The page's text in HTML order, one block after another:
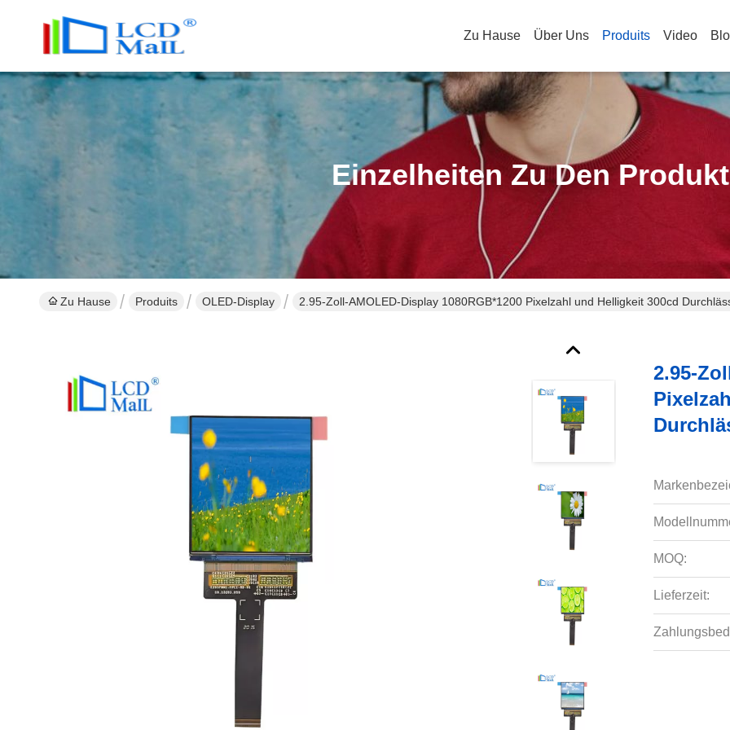
Zu Hause Über Uns Produits Video
Einzelheiten Zu Den
Zu Hause Produits OLED-Display 2.95-Zoll-AMOLED-Display 1080RGB*1200 Pixelzahl und Helligkeit 300cd
2.95-
MOQ:
Lieferzeit: